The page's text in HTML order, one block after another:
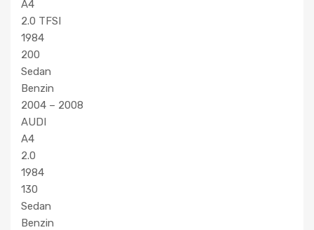
A4
2.0 TFSI
1984
200
Sedan
Benzin
2004 – 2008
AUDI
A4
2.0
1984
130
Sedan
Benzin